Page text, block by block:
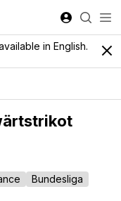
in English.
Bundesliga